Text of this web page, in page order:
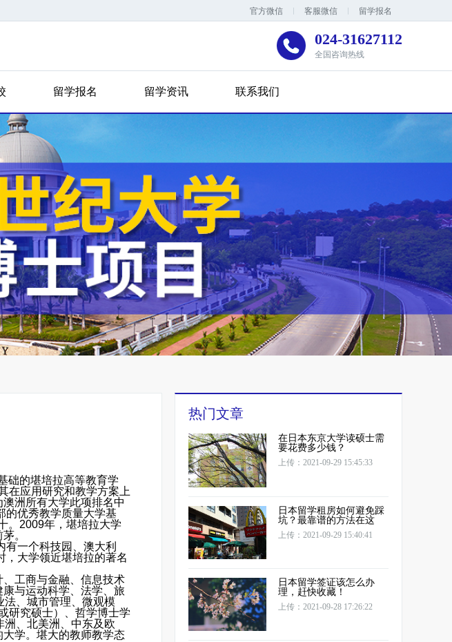
官方微信 客服微信 留学报名
024-31627112
全国咨询热线
留学报名 留学资讯 联系我们
础的堪培拉高等教育学
在应用研究和教学方案上
洲所有大学此项排名中
的优秀教学质量大学基
。2009年，堪培拉大学
。
一个科技园、澳大利
，大学领近堪培拉的著名
工商与金融、信息技术
与运动科学、法学、旅
、城市管理、微观模
研究硕士）、哲学博士学
、北美洲、中东及欧
学。堪大的教师教学态
热门文章
在日本东京大学读硕士需
要花费多少钱？
上传：2021-09-29 15:45:33
日本留学租房如何避免踩
坑？最靠谱的方法在这
上传：2021-09-29 15:40:41
日本留学签证该怎么办
理，赶快收藏！
上传：2021-09-28 17:26:22